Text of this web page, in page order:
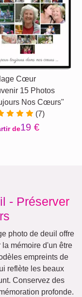
Cœur
15 Photos
Nos Cœurs"
(7)
de19 €
- Préserver
photo de deuil offre
mémoire d'un être
empreints de
reflète les beaux
Conservez des
profonde.